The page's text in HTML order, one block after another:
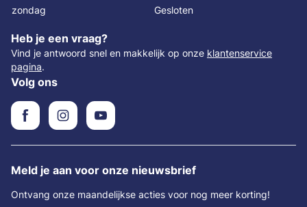
zondag
Gesloten
Heb je een vraag?
Vind je antwoord snel en makkelijk op onze klantenservice
pagina.
Volg ons
Meld je aan voor onze nieuwsbrief
Ontvang onze maandelijkse acties voor nog meer korting!